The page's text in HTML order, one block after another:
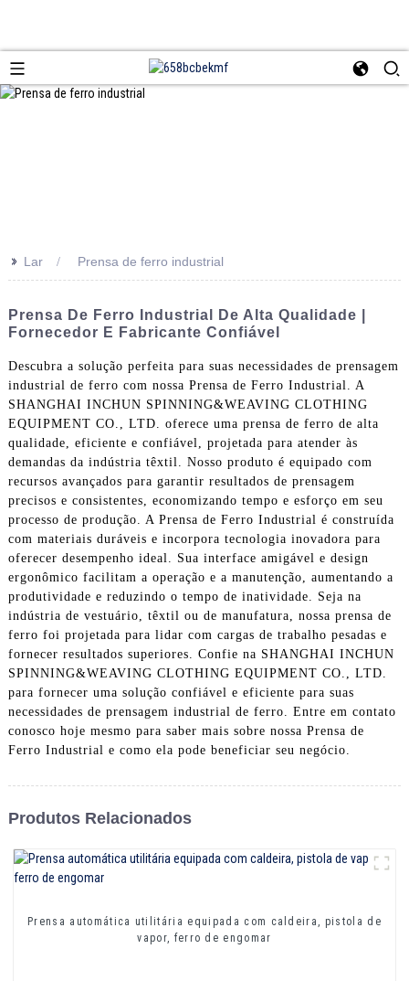
>> Lar Prensa de ferro industrial
Prensa De Ferro Industrial De Alta Qualidade |
Fornecedor E Fabricante Confiável
Descubra a solução perfeita para suas necessidades de prensagem
industrial de ferro com nossa Prensa de Ferro Industrial. A
SHANGHAI INCHUN SPINNING&WEAVING CLOTHING
EQUIPMENT CO., LTD. oferece uma prensa de ferro de alta
qualidade, eficiente e confiável, projetada para atender às
demandas da indústria têxtil. Nosso produto é equipado com
recursos avançados para garantir resultados de prensagem
precisos e consistentes, economizando tempo e esforço em seu
processo de produção. A Prensa de Ferro Industrial é construída
com materiais duráveis ​​e incorpora tecnologia inovadora para
oferecer desempenho ideal. Sua interface amigável e design
ergonômico facilitam a operação e a manutenção, aumentando a
produtividade e reduzindo o tempo de inatividade. Seja na
indústria de vestuário, têxtil ou de manufatura, nossa prensa de
ferro foi projetada para lidar com cargas de trabalho pesadas e
fornecer resultados superiores. Confie na SHANGHAI INCHUN
SPINNING&WEAVING CLOTHING EQUIPMENT CO., LTD.
para fornecer uma solução confiável e eficiente para suas
necessidades de prensagem industrial de ferro. Entre em contato
conosco hoje mesmo para saber mais sobre nossa Prensa de
Ferro Industrial e como ela pode beneficiar seu negócio.
Produtos Relacionados
Prensa automática utilitária equipada com caldeira, pistola de
vapor, ferro de engomar